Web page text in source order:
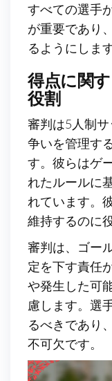
すべての選手
が重要であり
るようにします
得点に関
役割
審判は5人制
争いを管理す
す。彼らはゲ
れたルールに
れています。
維持するのに
審判は、ゴー
定を下す責任
や発生した可
慮します。選
るべきであり
不可欠です。